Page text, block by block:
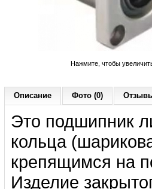
Нажмите, чтобы
Описание Фото (0)
Это подшипник
кольца
крепящимся на
Изделие